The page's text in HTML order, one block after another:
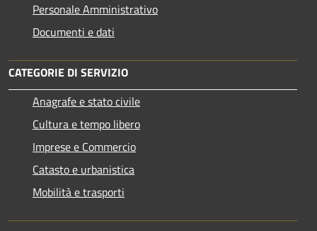
Personale Amministrativo
Documenti e dati
CATEGORIE DI SERVIZIO
Anagrafe e stato civile
Cultura e tempo libero
Imprese e Commercio
Catasto e urbanistica
Mobilità e trasporti